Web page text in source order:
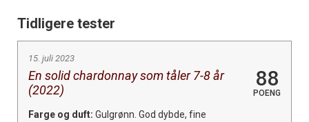
Tidligere tester
15. juli 2023
En solid chardonnay som tåler 7-8 år
(2022)
88
POENG
Farge og duft: Gulgrønn. God dybde, fine